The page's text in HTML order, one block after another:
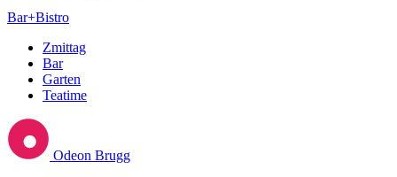
Bar+Bistro
Zmittag
Bar
Garten
Teatime
Odeon Brugg